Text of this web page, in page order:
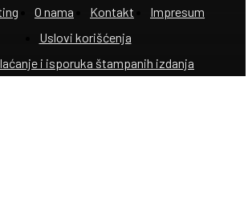
O nama Kontakt
Impresum
Uslovi korišćenja
i isporuka štampanih izdanja